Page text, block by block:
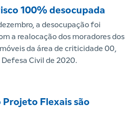
100% desocupada
a desocupação foi
a realocação dos moradores dos
da área de criticidade 00,
Defesa Civil de 2020.
Projeto Flexais são